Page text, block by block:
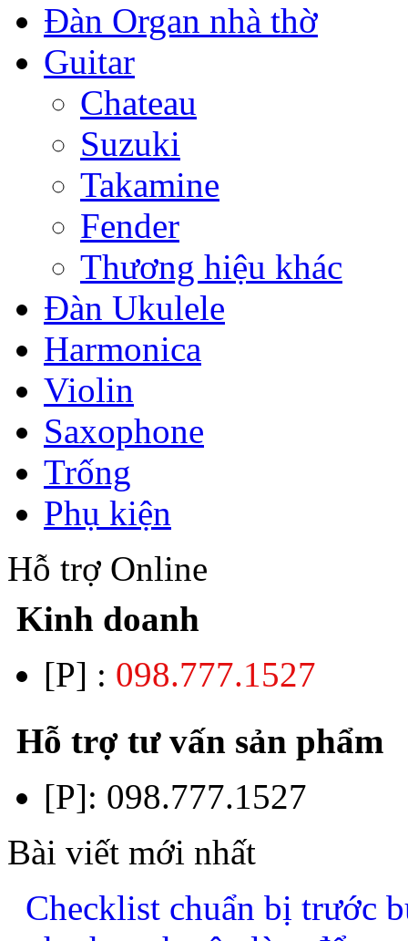
Đàn Organ nhà thờ
Guitar
Chateau
Suzuki
Takamine
Fender
Thương hiệu khác
Đàn Ukulele
Harmonica
Violin
Saxophone
Trống
Phụ kiện
Hỗ trợ Online
Kinh doanh
[P] : 098.777.1527
Hỗ trợ tư vấn sản phẩm
[P]: 098.777.1527
Bài viết mới nhất
Checklist chuẩn bị trước